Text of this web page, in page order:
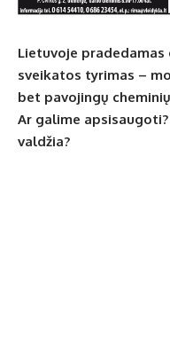
Lietuvoje pradedamas
sveikatos tyrimas –
bet pavojingų
Ar galime
valdžia?